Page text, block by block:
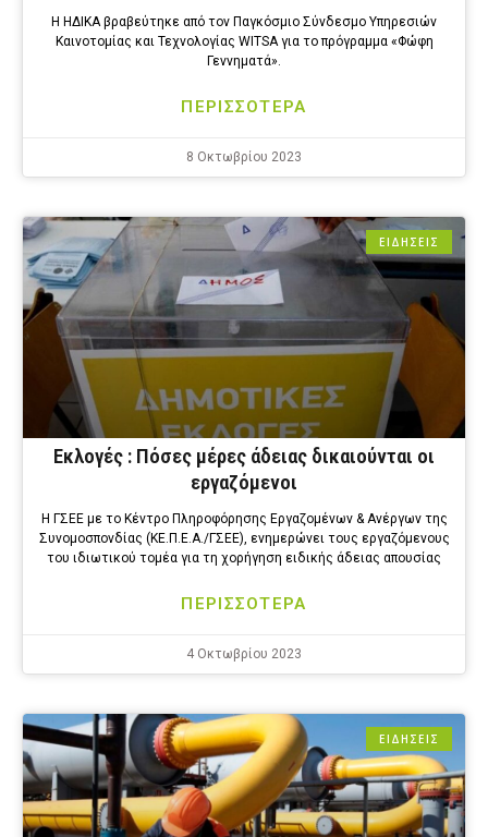
Η ΗΔΙΚΑ βραβεύτηκε από τον Παγκόσμιο Σύνδεσμο Υπηρεσιών
Καινοτομίας και Τεχνολογίας WITSA για το πρόγραμμα «Φώφη
Γεννηματά».
ΠΕΡΙΣΣΟΤΕΡΑ
8 Οκτωβρίου 2023
ΕΙΔΗΣΕΙΣ
Εκλογές : Πόσες μέρες άδειας δικαιούνται οι
εργαζόμενοι
H ΓΣΕΕ με το Κέντρο Πληροφόρησης Εργαζομένων & Ανέργων της
Συνομοσπονδίας (ΚΕ.Π.Ε.Α./ΓΣΕΕ), ενημερώνει τους εργαζόμενους
του ιδιωτικού τομέα για τη χορήγηση ειδικής άδειας απουσίας
ΠΕΡΙΣΣΟΤΕΡΑ
4 Οκτωβρίου 2023
ΕΙΔΗΣΕΙΣ